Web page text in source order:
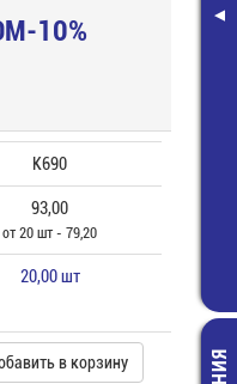
10%
К690
93,00
от 20 шт - 79,20
20,00 шт
в корзину